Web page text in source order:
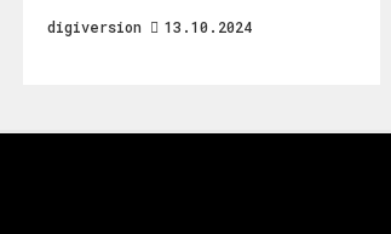
digiversion 13.10.2024